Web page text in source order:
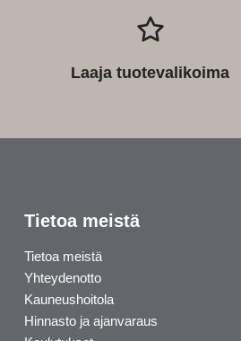
Laaja tuotevalikoima
Tietoa meistä
Tietoa meistä
Yhteydenotto
Kauneushoitola
Hinnasto ja ajanvaraus